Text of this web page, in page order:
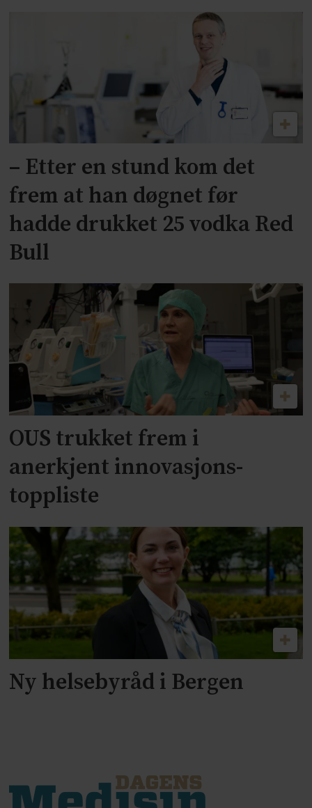
– Etter en stund kom det
frem at han døgnet før
hadde drukket 25 vodka Red
Bull
OUS trukket frem i
anerkjent innovasjons-
toppliste
Ny helsebyråd i Bergen